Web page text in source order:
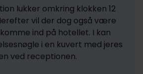
lukker omkring klokken 12
vil der dog også være
ind på hotellet. I kan
i en kuvert med jeres
ved receptionen.